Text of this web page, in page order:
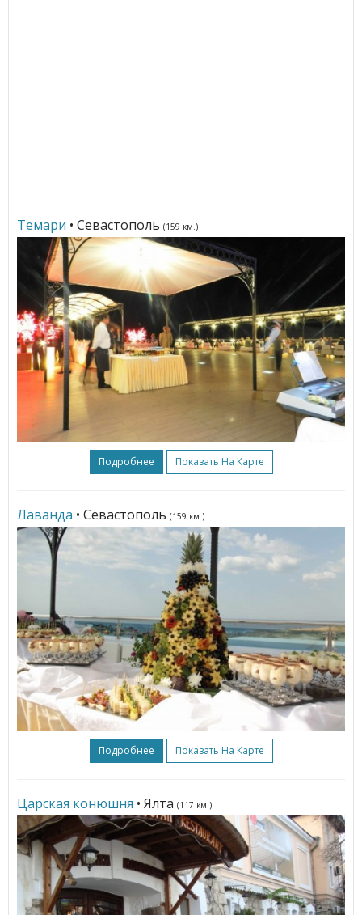
Темари • Севастополь (159 км.)
Подробнее Показать На Карте
Лаванда • Севастополь (159 км.)
Подробнее Показать На Карте
Царская конюшня • Ялта (117 км.)